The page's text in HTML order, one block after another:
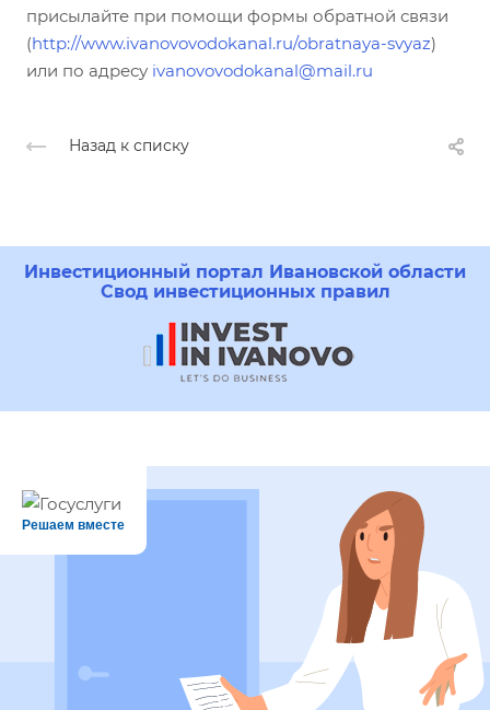
присылайте при помощи формы обратной связи
(http://www.ivanovovodokanal.ru/obratnaya-svyaz)
или по адресу ivanovovodokanal@mail.ru
Назад к списку
Инвестиционный портал Ивановской области
Свод инвестиционных правил
Решаем вместе